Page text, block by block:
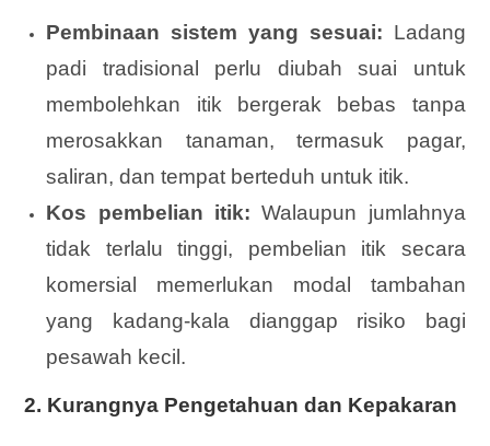
Pembinaan sistem yang sesuai: Ladang
padi tradisional perlu diubah suai untuk
membolehkan itik bergerak bebas tanpa
merosakkan tanaman, termasuk pagar,
saliran, dan tempat berteduh untuk itik.
Kos pembelian itik: Walaupun jumlahnya
tidak terlalu tinggi, pembelian itik secara
komersial memerlukan modal tambahan
yang kadang-kala dianggap risiko bagi
pesawah kecil.
2. Kurangnya Pengetahuan dan Kepakaran